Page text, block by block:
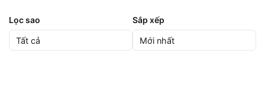
Lọc sao Sắp xếp